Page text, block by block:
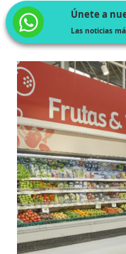
Únete a
Las noticias